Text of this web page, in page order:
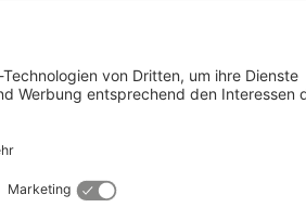
und am
werden, insbesondere
innovative Forschungsansätze zu
Transfer- und
Interdisziplinarität als Kompetenz